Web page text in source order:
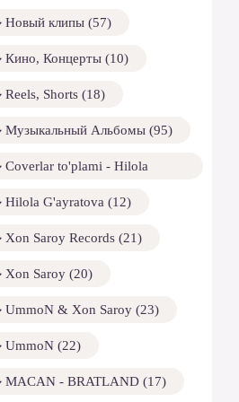
Новый клипы (57)
Кино, Концерты (10)
Reels, Shorts (18)
Музыкальный Альбомы (95)
Coverlar to'plami - Hilola
Hilola G'ayratova (12)
Xon Saroy Records (21)
Xon Saroy (20)
UmmoN & Xon Saroy (23)
UmmoN (22)
MACAN - BRATLAND (17)